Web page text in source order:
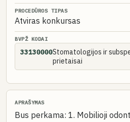
PROCEDŪROS TIPAS
Atviras konkursas
BVPŽ KODAI
33130000Stomatologijos ir
prietaisai
APRAŠYMAS
Bus perkama: 1. Mobilioji